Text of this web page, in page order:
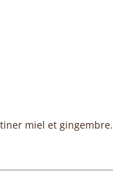
miel et gingembre.